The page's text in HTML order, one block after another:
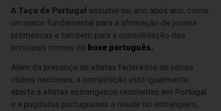
A Taça de Portugal assume-se, ano após ano, como
um palco fundamental para a afirmação de jovens
promessas e também para a consolidação dos
principais nomes do boxe português.
Além da presença de atletas federados de vários
clubes nacionais, a competição está igualmente
aberta a atletas estrangeiros residentes em Portugal
e a pugilistas portugueses a residir no estrangeiro,